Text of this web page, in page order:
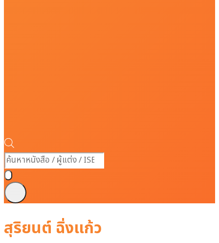
Products
search
สุริยนต์ ฉิ่งแก้ว